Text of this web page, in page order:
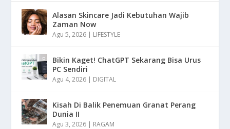
Alasan Skincare Jadi Kebutuhan Wajib
Zaman Now
Agu 5, 2026 | LIFESTYLE
Bikin Kaget! ChatGPT Sekarang Bisa Urus
PC Sendiri
Agu 4, 2026 | DIGITAL
Kisah Di Balik Penemuan Granat Perang
Dunia II
Agu 3, 2026 | RAGAM